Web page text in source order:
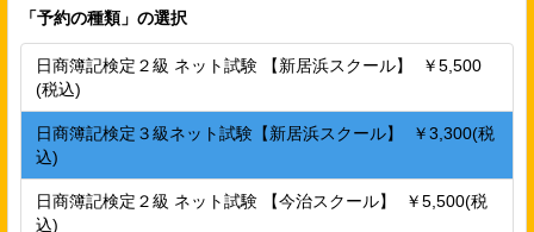
「予約の種類 」の選択
日商簿記検定２級 ネット試験 【新居浜スクール】 ￥5,500
(税込)
日商簿記検定３級ネット試験【新居浜スクール】 ￥3,300(税
込)
日商簿記検定２級 ネット試験 【今治スクール】 ￥5,500(税
込)